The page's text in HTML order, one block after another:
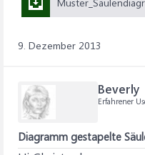
9. Dezember 2013
Beverly
Erfahrener
Diagramm gestapelte